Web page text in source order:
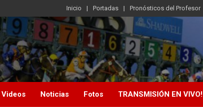
Inicio Portadas Pronósticos del Profesor
Videos Noticias Fotos TRANSMISIÓN EN VIVO!